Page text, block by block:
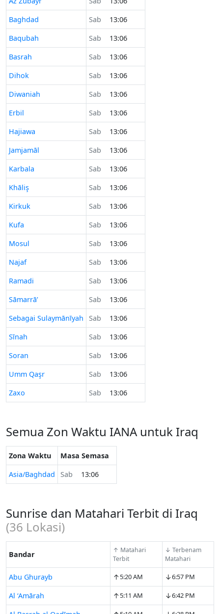
Baghdad
Sab
13:06
Baqubah
Sab
13:06
Basrah
Sab
13:06
Dihok
Sab
13:06
Diwaniah
Sab
13:06
Erbil
Sab
13:06
Hajiawa
Sab
13:06
Jamjamāl
Sab
13:06
Karbala
Sab
13:06
Khāliş
Sab
13:06
Kirkuk
Sab
13:06
Kufa
Sab
13:06
Mosul
Sab
13:06
Najaf
Sab
13:06
Ramadi
Sab
13:06
Sāmarrā’
Sab
13:06
Sebagai Sulaymānīyah
Sab
13:06
Sīnah
Sab
13:06
Soran
Sab
13:06
Umm Qaşr
Sab
13:06
Zaxo
Sab 13:06
Semua Zon Waktu IANA untuk Iraq
Zona Waktu
Masa Semasa
Asia/Baghdad
Sab 13:06
Sunrise dan Matahari Terbit di Iraq
(36 Lokasi)
Bandar
↑ Matahari
Terbit
↓ Terbenam
Matahari
Abu Ghurayb ↑5:20 AM ↓6:57 PM
Al ‘Amārah ↑5:11 AM ↓6:42 PM